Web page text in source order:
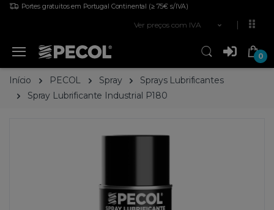
Portes gratuitos em Portugal Continental (≥ 75€ s/IVA)
Ver preços com IVA
0
Início PECOL Spray
Sprays Lubrificantes
Spray Lubrificante Industrial P180